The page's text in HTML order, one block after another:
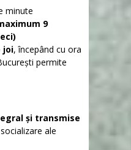
minute
9
joi, începând cu ora
permite
și transmise
ale